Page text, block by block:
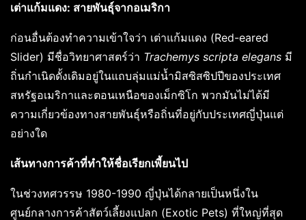
เต่าแก้มแดง: สายพันธุ์จากอเมริกา
ก่อนอื่นต้องทำความเข้าใจว่า เต่าแก้มแดง (Red-eared
Slider) มีชื่อวิทยาศาสตร์ว่า Trachemys scripta elegans มี
ถิ่นกำเนิดดั้งเดิมอยู่ในแถบลุ่มแม่น้ำมิสซิสซิปปีของประเทศ
สหรัฐอเมริกาและตอนเหนือของเม็กซิโก พวกมันไม่ได้มี
ความเกี่ยวข้องทางสายพันธุ์หรือถิ่นที่อยู่กับประเทศญี่ปุ่นแต่
อย่างใด
เส้นทางการค้าที่ทำให้ชื่อเรียกเพี้ยนไป
ในช่วงทศวรรษ 1980-1990 ญี่ปุ่นได้กลายเป็นหนึ่งใน
ศูนย์กลางการค้าสัตว์เลี้ยงแปลก (Exotic Pets) ที่ใหญ่ที่สุด